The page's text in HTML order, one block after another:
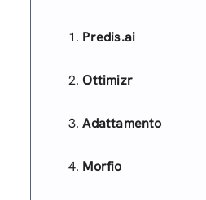
Predis.ai
Ottimizr
Adattamento
Morfio